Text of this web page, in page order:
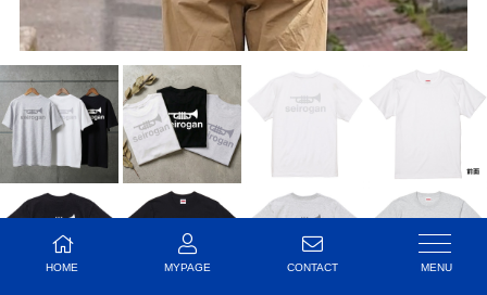
HOME MYPAGE CONTACT